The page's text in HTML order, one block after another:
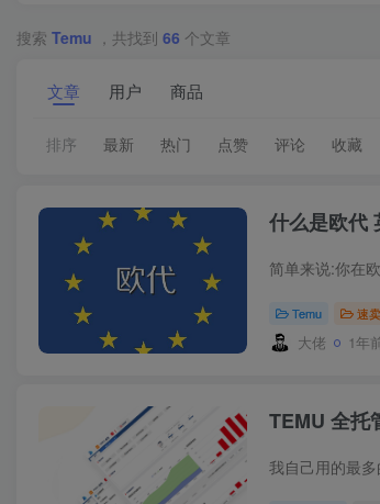
搜索 Temu ，共找到 66 个文章
文章 用户 商品
排序 最新 热门 点赞 评论 收藏
什么是欧代
Temu 速
大佬 1年
TEMU 全托